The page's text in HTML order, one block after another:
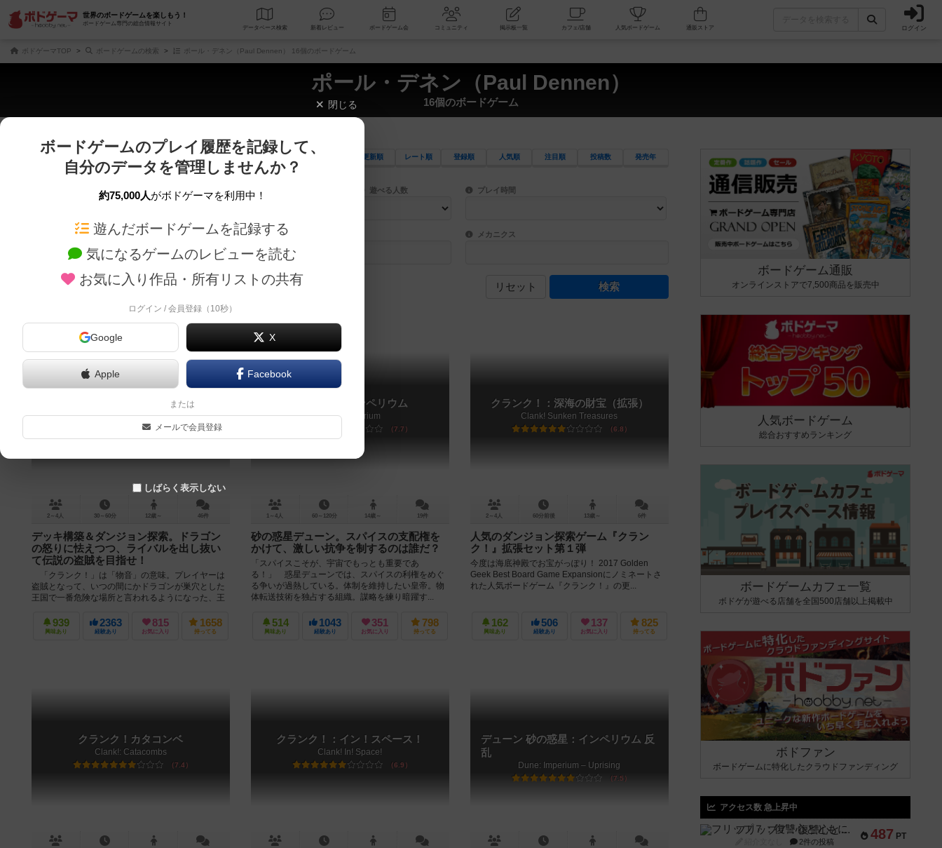
世界のボードゲームを楽しもう！
ボードゲーム専門の総合情報サイト
データベース 検索 新着レビュー ボードゲーム会 コミュニティ 掲示板一覧 カフェ/店舗 人気ボードゲーム ログイン
ボドゲーマTOP ボードゲームの検索 ポール・デネン（Paul Dennen） 16個のボードゲーム
ポール・デネン（Paul Dennen）
16個のボードゲーム
じっくり表示 更新順 レート順 登録順 人気順 注目順 投稿数 発売年
商品名、商品説明文、デザイナー名、テーマ名、メカニクス名を対象にフリーワード検索ができます。
ゲームデザイナー名を指定して検索できます。
ゲームデザイナー プレイ対象人数に含まれるボードゲームを指定します。
遊べる人数 目安となる所要時間を指定することができます。マニュアルを読む時間や参加者へのルール説明時間は含まれていないため、初めて
プレイ時間
対象年齢を指定します。 世界観や登場人物などモチーフ・ストーリーを指定することができます。直感的にゲームシステムを理解できるよう、中世ファンタジー・クッキング・海賊同士の対決など、ゲームコンセプトを絞
テーマ/フレーバー ゲーム性を構成するコアシステムです。主にボードゲームに慣れている方向けの絞込機能です。例えば「ダイスロール」はランダ
メカニクス
リセット
Clank!: A Deck-Building Adventure
7.2
2～4人 30～60分 12歳～ 46件
デッキ構築＆ダンジョン探索。ドラゴン
の怒りに怯えつつ、ライバルを出し抜い
て伝説の盗賊を目指せ！
「クランク！」は「物音」の意味。プレイヤーは
盗賊となって、いつの間にかドラゴンが巣穴とした
王国で一番危険な場所と言われるようになった、王
939
興味あり
2363
経験あり
815
お気に入り
1658
持ってる
デューン：インペリウム
Dune: Imperium
7.7
1～4人 60～120分 14歳～ 19件
砂の惑星デューン。スパイスの支配権を
かけて、激しい抗争を制するのは誰だ？
「スパイスこそが、宇宙でもっとも重要であ
る！」 惑星デューンでは、スパイスの利権をめぐ
る争いが過熱している。体制を維持したい皇帝。物
体転送技術を独占する組織。謀略を練り暗躍す...
514
興味あり
1043
経験あり
351
お気に入り
798
持ってる
クランク！：深海の財宝（拡張）
Clank! Sunken Treasures
6.8
2～4人 60分前後 13歳～ 6件
人気のダンジョン探索ゲーム『クラン
ク！』拡張セット第１弾
今度は海底神殿でお宝がっぽり！ 2017 Golden
Geek Best Board Game Expansionにノミネートさ
れた人気ボードゲーム『クランク！』の更...
162
興味あり
506
経験あり
137
お気に入り
825
持ってる
クランク！カタコンベ
Clank!: Catacombs
7.4
クランク！：イン！スペース！
Clank! In! Space!
6.9
デューン 砂の惑星：インペリウム 反
乱
Dune: Imperium – Uprising
7.5
ボードゲーム通販
オンラインストアで7,500商品を販売中
人気ボードゲーム
総合おすすめランキング
ボードゲームカフェ一覧
ボドゲが遊べる店舗を全国500店舗以上掲載中
ボドファン
ボードゲームに特化したクラウドファンディング
アクセス数 急上昇中
487 PT
フリップ７：復讐心とともに
2件の投稿
閉じる
ボードゲームのプレイ履歴を記録して、
自分のデータを管理しませんか？
約75,000人がボドゲーマを利用中！
遊んだボードゲームを記録する
気になるゲームのレビューを読む
お気に入り作品・所有リストの共有
ログイン / 会員登録（10秒）
Google X
Apple Facebook
または
メールで会員登録
しばらく表示しない